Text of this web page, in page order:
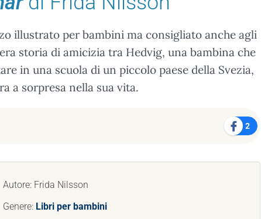
illustrato per bambini ma consigliato anche agli
storia di amicizia tra Hedvig, una bambina che
in una scuola di un piccolo paese della Svezia,
a sorpresa nella sua vita.
2
Autore: Frida Nilsson
Genere: Libri per bambini